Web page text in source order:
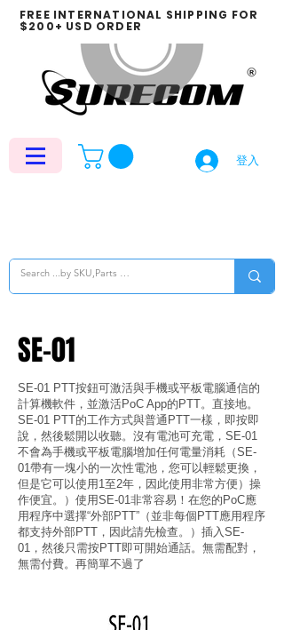
登入
FREE INTERNATIONAL SHIPPING FOR
$200+ USD ORDER
SE-01
SE-01 PTT按鈕可激活與手機或平板電腦通信的
計算機軟件，並激活PoC App的PTT。直接地。
SE-01 PTT的工作方式與普通PTT一樣，即按即
說，然後鬆開以收聽。沒有電池可充電，SE-01
不會為手機或平板電腦增加任何電量消耗（SE-
01帶有一塊小的一次性電池，您可以輕鬆更換，
但是它可以使用1至2年，因此使用非常方便）操
作便宜。）使用SE-01非常容易！在您的PoC應
用程序中選擇“外部PTT”（並非每個PTT應用程序
都支持外部PTT，因此請先檢查。）插入SE-
01，然後只需按PTT即可開始通話。無需配對，
無需付費。再簡單不過了